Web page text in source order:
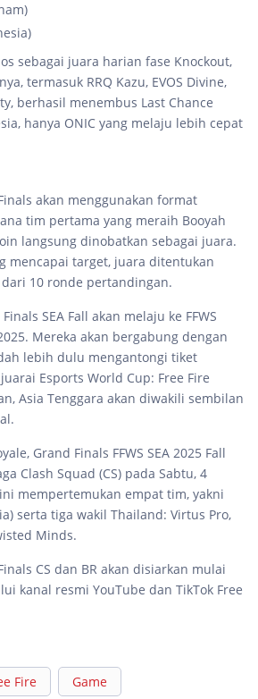
sebagai juara harian fase Knockout,
termasuk RRQ Kazu, EVOS Divine,
berhasil menembus Last Chance
hanya ONIC yang melaju lebih cepat
akan menggunakan format
tim pertama yang meraih Booyah
langsung dinobatkan sebagai juara.
mencapai target, juara ditentukan
10 ronde pertandingan.
SEA Fall akan melaju ke FFWS
Mereka akan bergabung dengan
lebih dulu mengantongi tiket
Esports World Cup: Free Fire
Asia Tenggara akan diwakili sembilan
Grand Finals FFWS SEA 2025 Fall
Clash Squad (CS) pada Sabtu, 4
mempertemukan empat tim, yakni
serta tiga wakil Thailand: Virtus Pro,
Minds.
CS dan BR akan disiarkan mulai
kanal resmi YouTube dan TikTok Free
Fire Game